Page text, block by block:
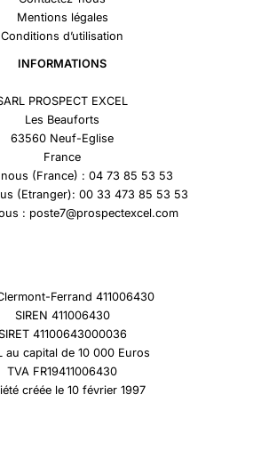
Mentions légales
Conditions d’utilisation
INFORMATIONS
PROSPECT EXCEL
Les Beauforts
63560 Neuf-Eglise
France
(France) : 04 73 85 53 53
(Etranger): 00 33 473 85 53 53
: poste7@prospectexcel.com
Ferrand 411006430
SIREN 411006430
41100643000036
au capital de 10 000 Euros
TVA FR19411006430
créée le 10 février 1997